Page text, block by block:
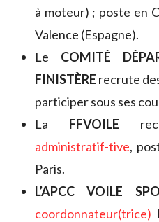
à moteur) ; poste en
Valence (Espagne).
Le COMITÉ
FINISTÈRE recrute
participer sous ses
La FFVOILE
administratif-tive,
Paris.
L’APCC VOILE
coordonnateur(trice)